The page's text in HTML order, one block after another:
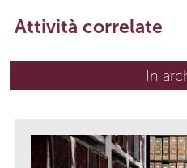
Attività correlate
In